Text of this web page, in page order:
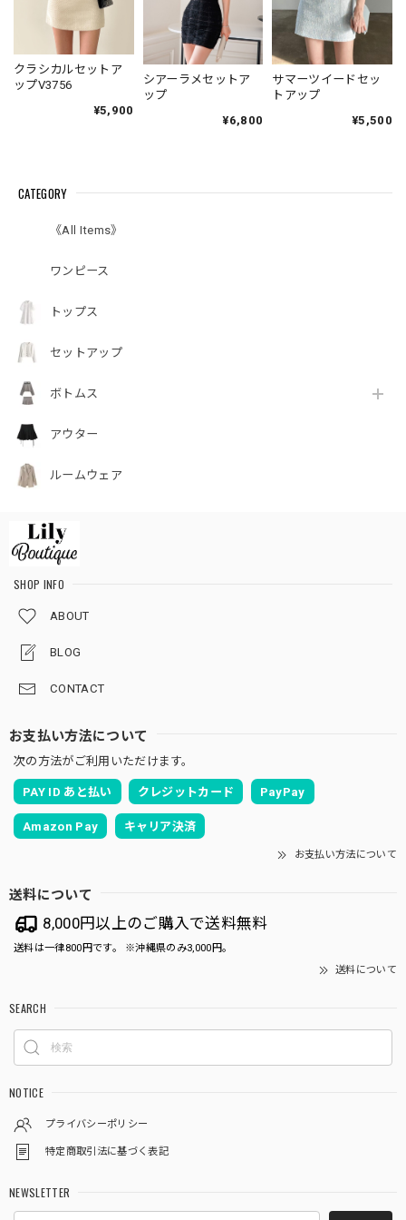
クラシカルセットア
ップV3756
¥5,900
シアーラメセットア
ップ
¥6,800
サマーツイードセッ
トアップ
¥5,500
CATEGORY
《All Items》
ワンピース
トップス
セットアップ
ボトムス
アウター
ルームウェア
SHOP INFO
ABOUT
BLOG
CONTACT
お支払い方法について
次の方法がご利用いただけます。
PAY ID あと払い クレジットカード PayPay
Amazon Pay キャリア決済
お支払い方法について
送料について
8,000円以上のご購入で送料無料
送料は一律800円です。 ※沖縄県のみ3,000円。
送料について
SEARCH
NOTICE
プライバシーポリシー
特定商取引法に基づく表記
NEWSLETTER